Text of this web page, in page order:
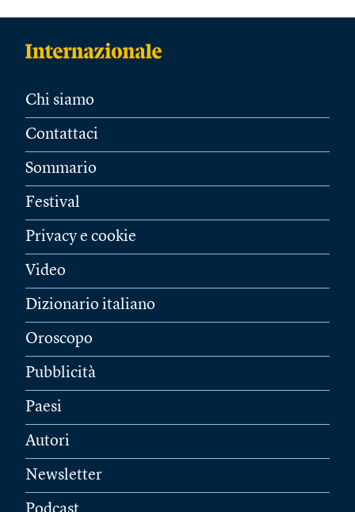
Chi siamo
Contattaci
Sommario
Festival
Privacy e cookie
Video
Dizionario italiano
Oroscopo
Pubblicità
Paesi
Autori
Newsletter